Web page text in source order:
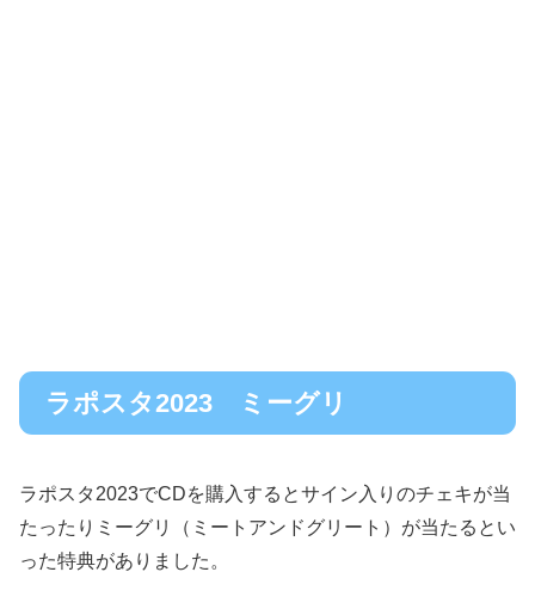
ラポスタ2023 ミーグリ
ラポスタ2023でCDを購入するとサイン入りのチェキが当
たったりミーグリ（ミートアンドグリート）が当たるとい
った特典がありました。